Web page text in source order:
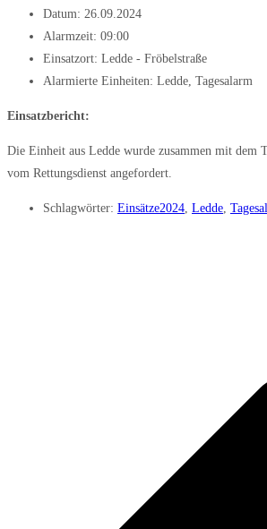
Datum: 26.09.2024
Alarmzeit: 09:00
Einsatzort: Ledde - Fröbelstraße
Alarmierte Einheiten: Ledde, Tagesalarm
Einsatzbericht:
Die Einheit aus Ledde wurde zusammen mit dem
vom Rettungsdienst angefordert.
Schlagwörter: Einsätze2024, Ledde,